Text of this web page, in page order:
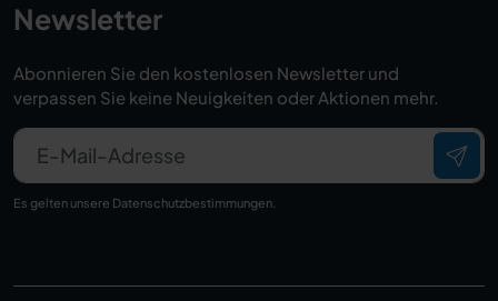
Newsletter
Abonnieren Sie den kostenlosen Newsletter und
verpassen Sie keine Neuigkeiten oder Aktionen mehr.
E-Mail-Adresse
Es gelten unsere Datenschutzbestimmungen